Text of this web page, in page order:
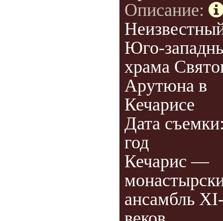
Описание:
Юго-
храма
Арутюна в
Кечарисе
Дата
год
Кечарис —
ансамбль